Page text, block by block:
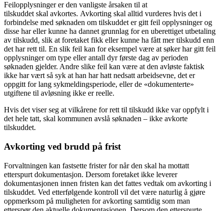
Feilopplysninger er den vanligste årsaken til at
tilskuddet skal avkortes. Avkorting skal alltid vurderes hvis det i
forbindelse med søknaden om tilskuddet er gitt feil opplysninger og
disse har eller kunne ha dannet grunnlag for en uberettiget utbetaling
av tilskudd, slik at foretaket fikk eller kunne ha fått mer tilskudd enn
det har rett til. En slik feil kan for eksempel være at søker har gitt feil
opplysninger om type eller antall dyr første dag av perioden
søknaden gjelder. Andre slike feil kan være at den avløste faktisk
ikke har vært så syk at han har hatt nedsatt arbeidsevne, det er
oppgitt for lang sykmeldingsperiode, eller de «dokumenterte»
utgiftene til avløsning ikke er reelle.
Hvis det viser seg at vilkårene for rett til tilskudd ikke var oppfylt i
det hele tatt, skal kommunen avslå søknaden – ikke avkorte
tilskuddet.
Avkorting ved brudd på frist
Forvaltningen kan fastsette frister for når den skal ha mottatt
etterspurt dokumentasjon. Dersom foretaket ikke leverer
dokumentasjonen innen fristen kan det fattes vedtak om avkorting i
tilskuddet. Ved etterfølgende kontroll vil det være naturlig å gjøre
oppmerksom på muligheten for avkorting samtidig som man